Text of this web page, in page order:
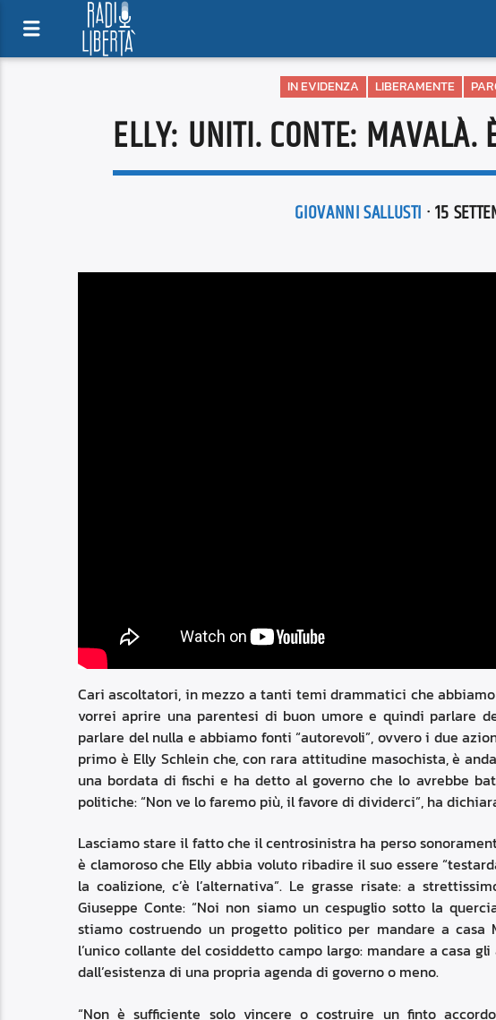
IN EVIDENZA LIBERAMENTE
ELLY: UNITI. CONTE: MAVALÀ.
GIOVANNI SALLUSTI · 15
Cari ascoltatori, in mezzo a tanti temi drammatici che
vorrei aprire una parentesi di buon umore e quindi parlare
parlare del nulla e abbiamo fonti “autorevoli”, ovvero i due
primo è Elly Schlein che, con rara attitudine masochista, è
una bordata di fischi e ha detto al governo che lo avrebbe
politiche: “Non ve lo faremo più, il favore di dividerci”, ha
Lasciamo stare il fatto che il centrosinistra ha perso
è clamoroso che Elly abbia voluto ribadire il suo essere
la coalizione, c’è l’alternativa”. Le grasse risate: a
Giuseppe Conte: “Noi non siamo un cespuglio sotto la
stiamo costruendo un progetto politico per mandare a casa
l’unico collante del cosiddetto campo largo: mandare a casa
dall’esistenza di una propria agenda di governo o meno.
“Non è sufficiente solo vincere o costruire un finto